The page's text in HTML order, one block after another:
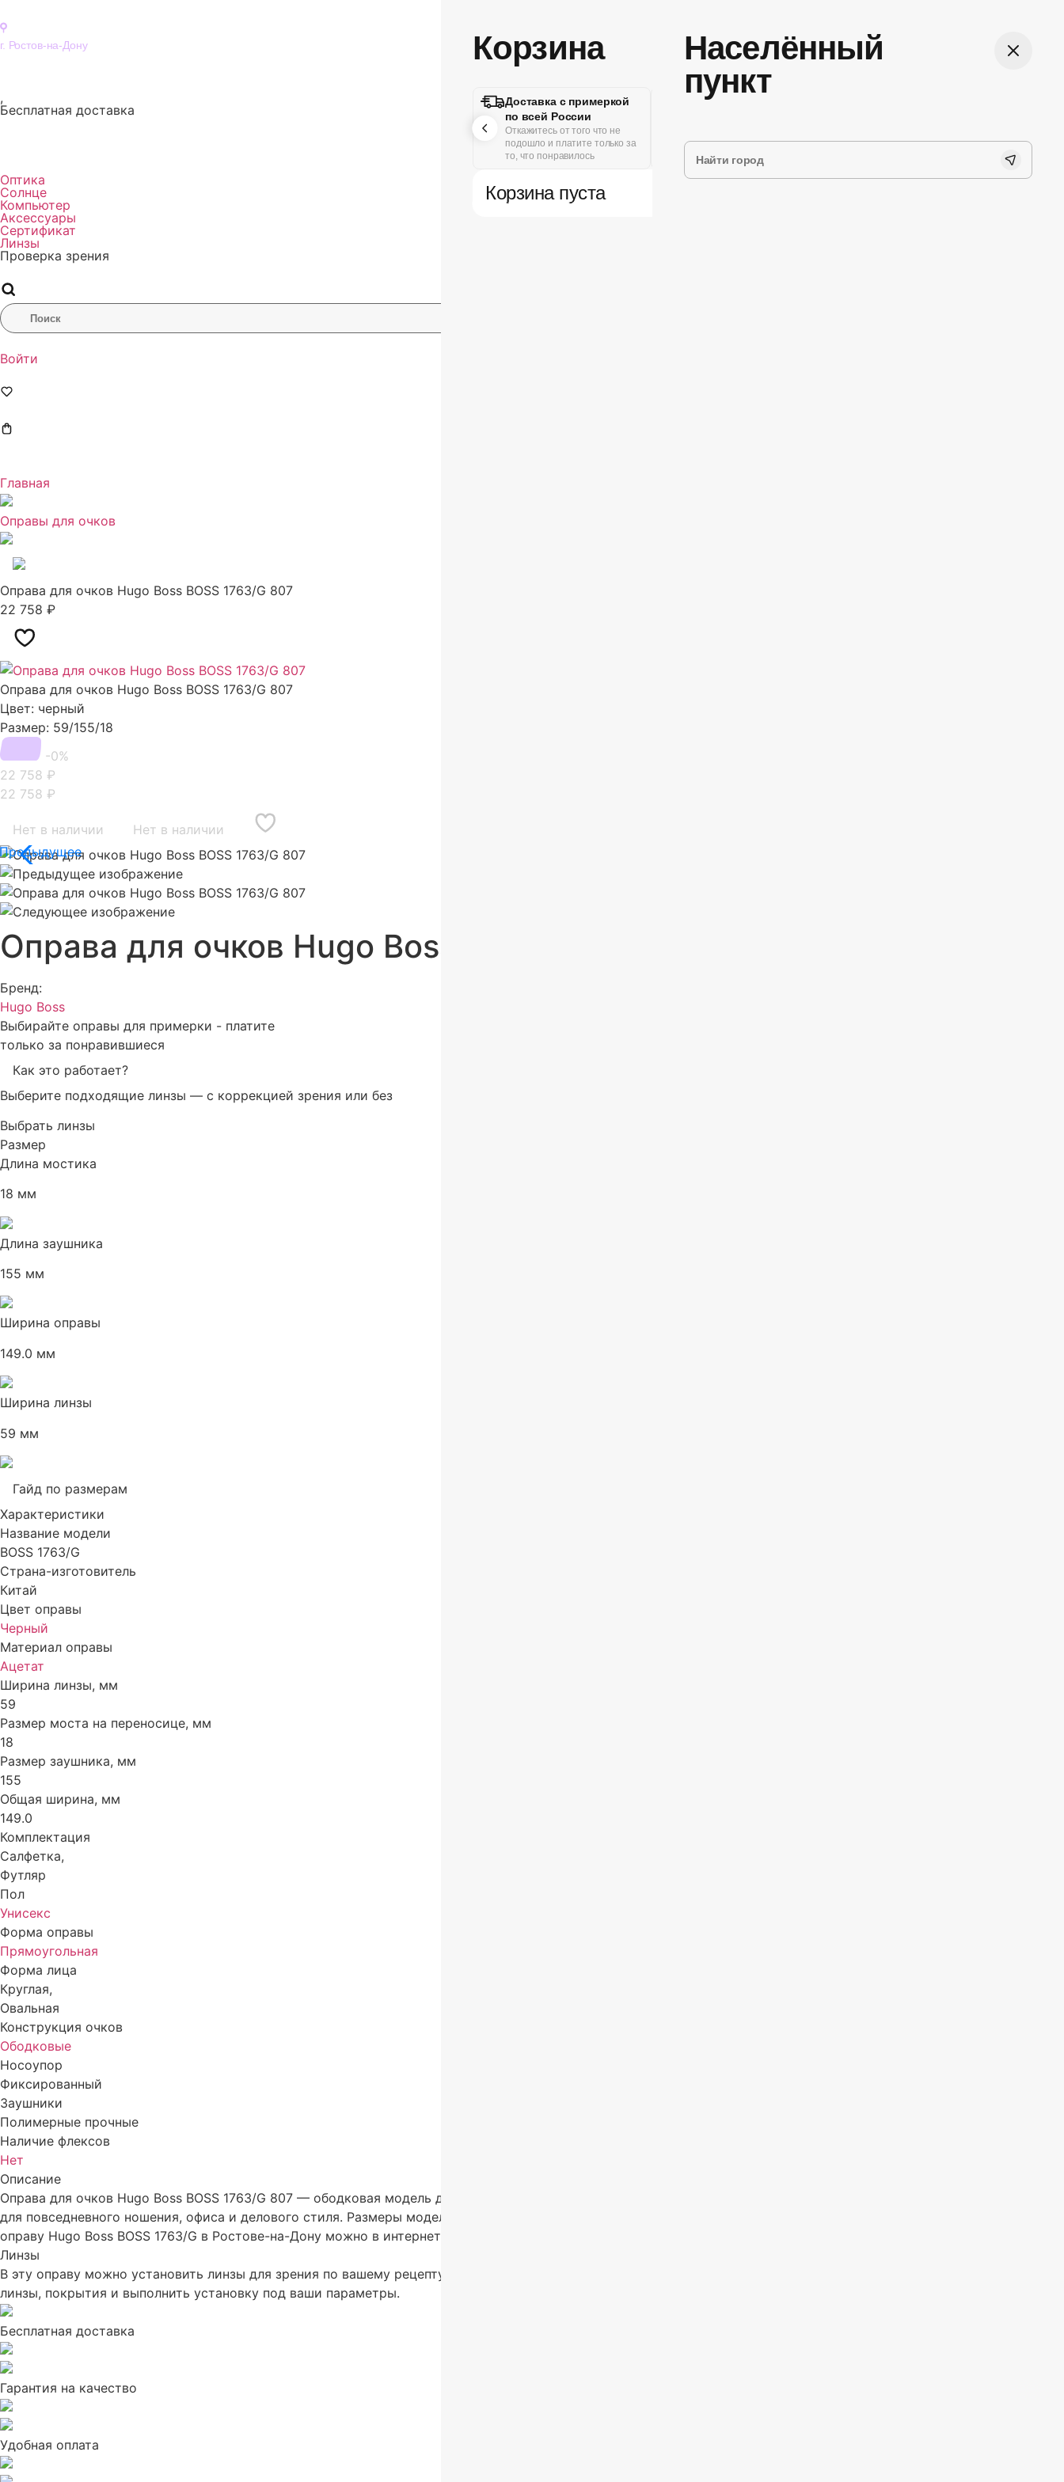
г. Ростов-на-Дону
,
Бесплатная доставка
Оптика
Солнце
Компьютер
Аксессуары
Сертификат
Линзы
Проверка зрения
Войти
Корзина
Доставка с примеркой
по всей России
Откажитесь от того что не
подошло и платите только за
то, что понравилось
Удобная оплата
или картой
Корзина пуста
Мужские
Хит сезона
Новинки
Очки с насадками
Населённый
пункт
Главная
Оправы для очков
Оправа для очков Hugo Boss BOSS​ 1763/G 807
22 758 ₽
Оправа для очков Hugo Boss BOSS​ 1763/G 807
Цвет: черный
Размер: 59/155/18
-0%
22 758 ₽
22 758 ₽
Нет в наличии Нет в наличии
Оправа для очков Hugo Boss BOSS​ 1763/G 807
Бренд:
Hugo Boss
Выбирайте оправы для примерки - платите
только за понравившиеся
Как это работает?
Выберите подходящие линзы — с коррекцией зрения или без
Выбрать линзы
Размер
Длина мостика
18 мм
Длина заушника
155 мм
Ширина оправы
149.0 мм
Ширина линзы
59 мм
Гайд по размерам
Характеристики
Название модели
BOSS 1763/G
Страна-изготовитель
Китай
Цвет оправы
Черный
Материал оправы
Ацетат
Ширина линзы, мм
59
Размер моста на переносице, мм
18
Размер заушника, мм
155
Общая ширина, мм
149.0
Комплектация
Салфетка,
Футляр
Пол
Унисекс
Форма оправы
Прямоугольная
Форма лица
Круглая,
Овальная
Конструкция очков
Ободковые
Носоупор
Фиксированный
Заушники
Полимерные прочные
Наличие флексов
Нет
Описание
Оправа для очков Hugo Boss BOSS 1763/G 807 — ободковая модель для установки линз по рецепту. Оправа унисекс в цвете черный из материала ацетат подходит
для повседневного ношения, офиса и делового стиля. Размеры модели: шириной линзы 59 мм, мостом 18 мм, заушником 155 мм, общей шириной 149.0 мм. Купить
оправу Hugo Boss BOSS 1763/G в Ростове-на-Дону можно в интернет-магазине и салонах оптики Оптик Ю.
Линзы
В эту оправу можно установить линзы для зрения по вашему рецепту: однофокальные, офисные или прогрессивные. Специалисты Оптик Ю помогут подобрать
линзы, покрытия и выполнить установку под ваши параметры.
Бесплатная доставка
Гарантия на качество
Удобная оплата